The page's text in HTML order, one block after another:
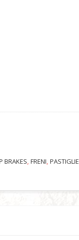
BRAKES,FRENI,PASTIGLIE